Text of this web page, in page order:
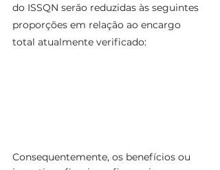
do ISSQN serão reduzidas às seguintes
proporções em relação ao encargo
total atualmente verificado:
Consequentemente, os benefícios ou